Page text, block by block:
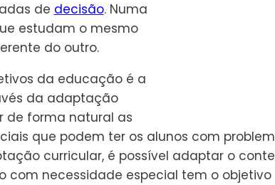
de decisão. Numa
estudam o mesmo
do outro.
da educação é a
da adaptação
de forma natural as
que podem ter os alunos com
curricular, é possível adaptar o
com necessidade especial tem o